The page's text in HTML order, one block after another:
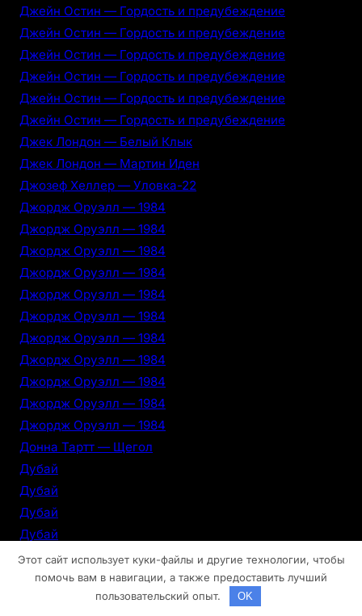
Джейн Остин — Гордость и предубеждение
Джейн Остин — Гордость и предубеждение
Джейн Остин — Гордость и предубеждение
Джейн Остин — Гордость и предубеждение
Джейн Остин — Гордость и предубеждение
Джейн Остин — Гордость и предубеждение
Джек Лондон — Белый Клык
Джек Лондон — Мартин Иден
Джозеф Хеллер — Уловка-22
Джордж Оруэлл — 1984
Джордж Оруэлл — 1984
Джордж Оруэлл — 1984
Джордж Оруэлл — 1984
Джордж Оруэлл — 1984
Джордж Оруэлл — 1984
Джордж Оруэлл — 1984
Джордж Оруэлл — 1984
Джордж Оруэлл — 1984
Джордж Оруэлл — 1984
Джордж Оруэлл — 1984
Донна Тартт — Щегол
Дубай
Дубай
Дубай
Дубай
Дубай
Дубай
Этот сайт использует куки-файлы и другие технологии, чтобы
помочь вам в навигации, а также предоставить лучший
пользовательский опыт.
OK